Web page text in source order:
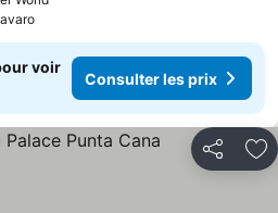
voir
Consulter les prix
Partager